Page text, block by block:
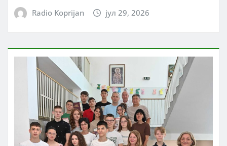
Radio Koprijan јул 29, 2026